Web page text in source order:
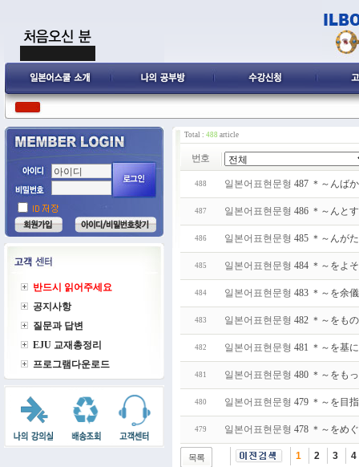
반드시 읽어주세요
공지사항
질문과 답변
EJU 교재총정리
프로그램다운로드
Total : 488 article
번호
488 일본어표현문형 487 ＊～んば
487 일본어표현문형 486 ＊～んと
486 일본어표현문형 485 ＊～んが
485 일본어표현문형 484 ＊～をよ
484 일본어표현문형 483 ＊～を余
483 일본어표현문형 482 ＊～をも
482 일본어표현문형 481 ＊～を基
481 일본어표현문형 480 ＊～をも
480 일본어표현문형 479 ＊～を目
479 일본어표현문형 478 ＊～をめ
목록 1 2 3 4